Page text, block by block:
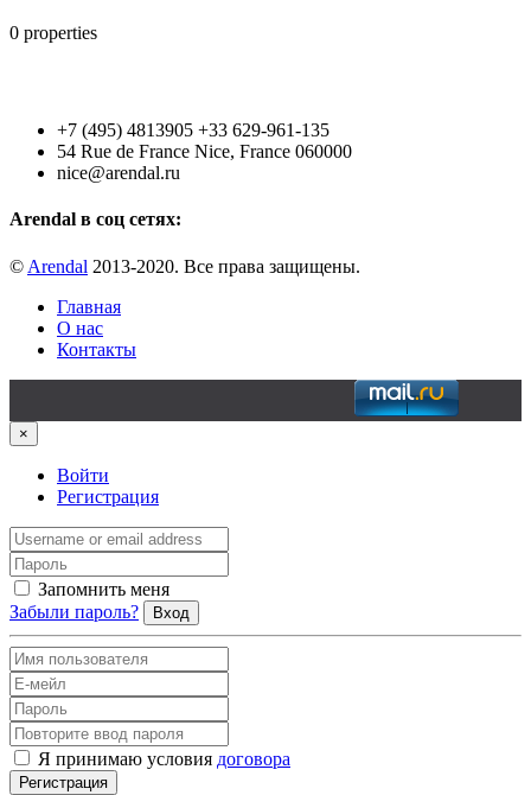
0 properties
+7 (495) 4813905 +33 629-961-135
54 Rue de France Nice, France 060000
nice@arendal.ru
Arendal в соц сетях:
© Arendal 2013-2020. Все права защищены.
Главная
О нас
Контакты
×
Войти
Регистрация
Запомнить меня
Забыли пароль?
Вход
Я принимаю условия договора
Регистрация